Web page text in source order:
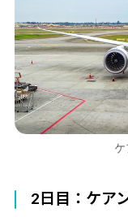
ケ
2日目：ケア